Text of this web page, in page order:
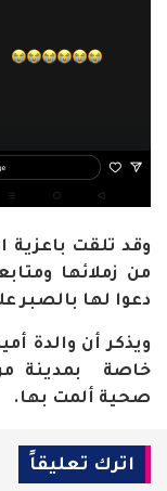
وقد تلقت باعزية
من زملائها
دعوا لها بالصبر
ويذكر أن والدة
خاصة بمدينة
صحية ألمت بها.
اترك تعليقاً